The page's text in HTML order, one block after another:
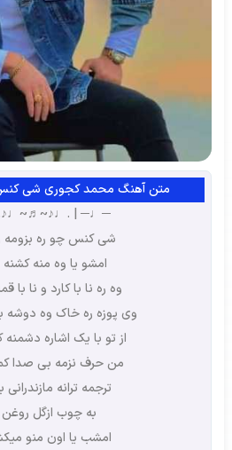
متن آهنگ محمد کجوری شی
| ─♩─
شی کنس چو ره
امشو یا وه منه
وه ره نا با کارد و نا با
وی پوزه ره خاک وه دوشه
از تو با یک اشاره
من حرف نزمه بی صدا
ترجمه ترانه
به چوب ازگل
امشب یا اون منو